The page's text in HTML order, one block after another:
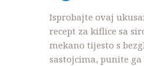
Isprobajte ovaj
recept za kiflice sa
mekano tijesto s
sastojcima, punite